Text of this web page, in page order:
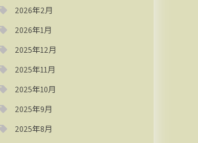
2026年2月
2026年1月
2025年12月
2025年11月
2025年10月
2025年9月
2025年8月